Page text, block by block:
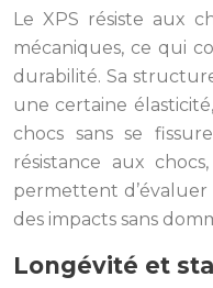
Le XPS résiste aux
mécaniques, ce qui
durabilité. Sa
une certaine
chocs sans se
résistance aux
permettent d’évaluer
des impacts sans
Longévité et